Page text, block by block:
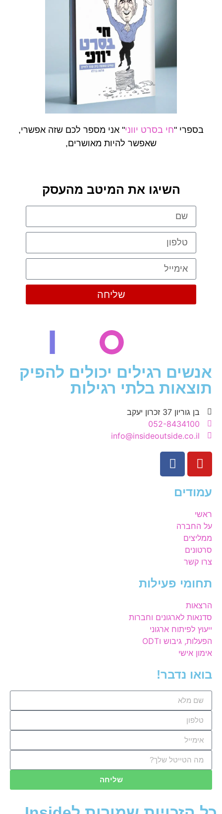
בספרי "חי בסרט יווני" אני מספר לכם שזה אפשרי,
שאפשר להיות מאושרים,
השיגו את המיטב מהעסק
שליחה
אנשים רגילים יכולים להפיק
תוצאות בלתי רגילות
בן גוריון 37 זכרון יעקב
052-8434100
info@insideoutside.co.il
עמודים
ראשי
על החברה
ממליצים
סרטונים
צרו קשר
תחומי פעילות
הרצאות
סדנאות לארגונים וחברות
ייעוץ לפיתוח ארגוני
הפעלות, גיבוש וODT
אימון אישי
בואו נדבר!
שליחה